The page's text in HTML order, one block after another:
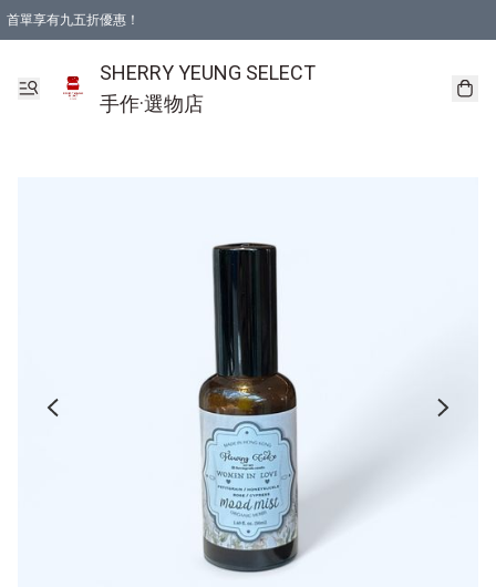
首單享有九五折優惠！
SHERRY YEUNG SELECT
手作·選物店